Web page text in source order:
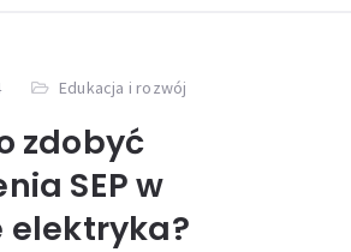
Edukacja i rozwój
zdobyć
SEP w
elektryka?